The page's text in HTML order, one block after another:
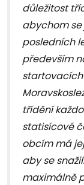
důležitost
abychom
posledních
především
třídění
statisícové
obcím má
aby se
maximálně